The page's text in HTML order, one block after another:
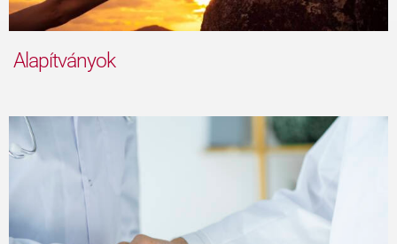
Alapítványok